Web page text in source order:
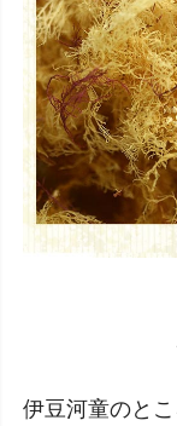
伊豆河童のと